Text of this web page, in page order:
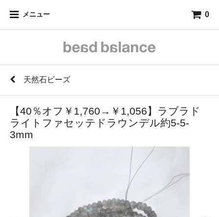
メニュー 0
天然石ビーズ
【40％オフ￥1,760→￥1,056】ラブラド
ライトファセッテドラウンデル約5-5-
3mm